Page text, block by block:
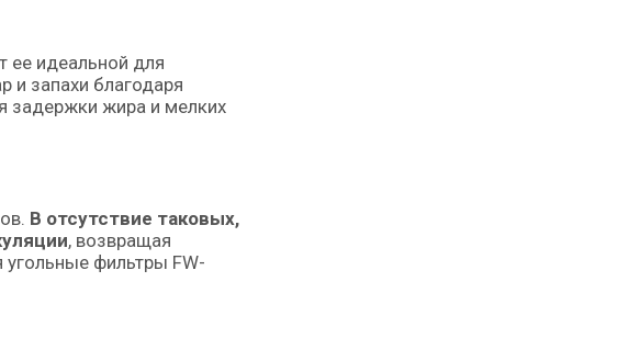
ее идеальной для
и запахи благодаря
задержки жира и мелких
В отсутствие таковых,
, возвращая
фильтры FW-